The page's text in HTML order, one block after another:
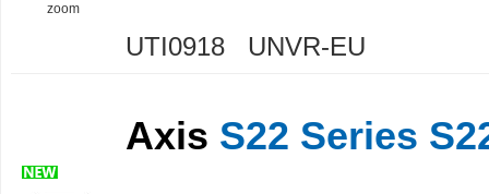
zoom
UTI0918 UNVR-EU
Axis S22 Series